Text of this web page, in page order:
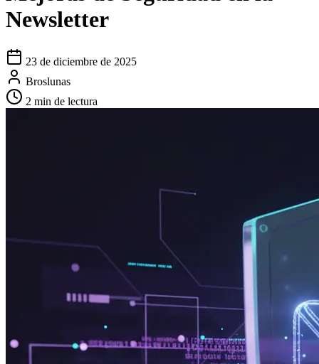
Newsletter
23 de diciembre de 2025
Broslunas
2 min de lectura